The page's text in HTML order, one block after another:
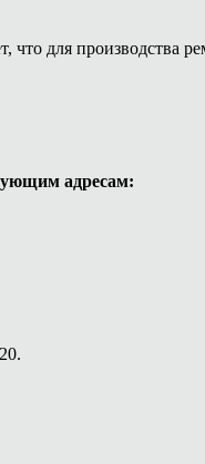
для производства
адресам: